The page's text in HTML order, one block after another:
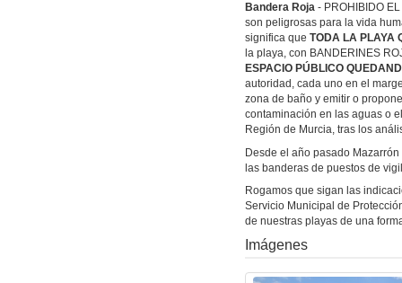
Bandera Roja- PROHIBIDO EL
son peligrosas para la vida
significa que TODA LA PLAYA
la playa, con BANDERINES
ESPACIO PÚBLICO
autoridad, cada uno en el
zona de baño y emitir o
contaminación en las aguas o
Región de Murcia, tras los
Desde el año pasado
las banderas de puestos de
Rogamos que sigan las
Servicio Municipal de
de nuestras playas de una
Imágenes